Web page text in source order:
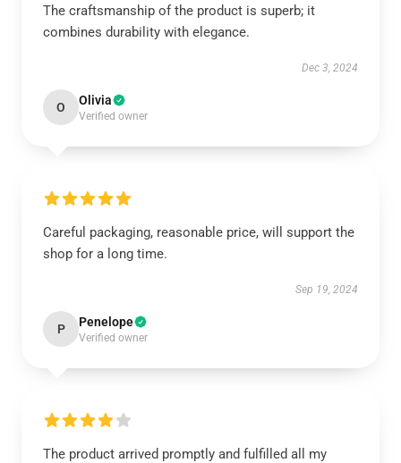
The craftsmanship of the product is superb; it
combines durability with elegance.
Dec 3, 2024
O Olivia
Verified owner
Careful packaging, reasonable price, will support the
shop for a long time.
Sep 19, 2024
P Penelope
Verified owner
The product arrived promptly and fulfilled all my